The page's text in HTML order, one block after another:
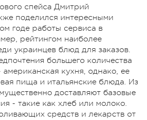
спейса Дмитрий
поделился интересными
годе работы сервиса в
рейтингом наиболее
украинцев блюд для заказов.
большего количества
американская кухня, однако, ее
пища и итальянские блюда. Из
доставляют базовые
- такие как хлеб или молоко.
средств и лекарств от